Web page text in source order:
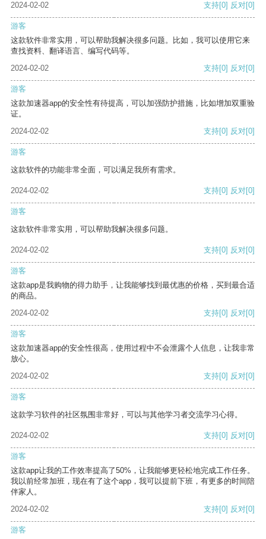
2024-02-02 支持[0] 反对[0]
游客
这款软件非常实用，可以帮助我解决很多问题。比如，我可以使用它来
查找资料、翻译语言、编写代码等。
2024-02-02
支持[0] 反对[0]
游客
这款加速器app的安全性有待提高，可以加强防护措施，比如增加双重验
证。
2024-02-02
支持[0] 反对[0]
游客
这款软件的功能非常全面，可以满足我所有需求。
2024-02-02 支持[0] 反对[0]
游客
这款软件非常实用，可以帮助我解决很多问题。
2024-02-02 支持[0] 反对[0]
游客
这款app是我购物的得力助手，让我能够找到最优惠的价格，买到最合适
的商品。
2024-02-02
支持[0] 反对[0]
游客
这款加速器app的安全性很高，使用过程中不会泄露个人信息，让我非常
放心。
2024-02-02
支持[0] 反对[0]
游客
这款学习软件的社区氛围非常好，可以与其他学习者交流学习心得。
2024-02-02 支持[0] 反对[0]
游客
这款app让我的工作效率提高了50%，让我能够更轻松地完成工作任务。
我以前经常加班，现在有了这个app，我可以提前下班，有更多的时间陪
伴家人。
2024-02-02
支持[0] 反对[0]
游客